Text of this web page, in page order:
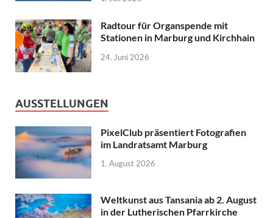
Radtour für Organspende mit
Stationen in Marburg und Kirchhain
24. Juni 2026
AUSSTELLUNGEN
PixelClub präsentiert Fotografien
im Landratsamt Marburg
1. August 2026
Weltkunst aus Tansania ab 2. August
in der Lutherischen Pfarrkirche